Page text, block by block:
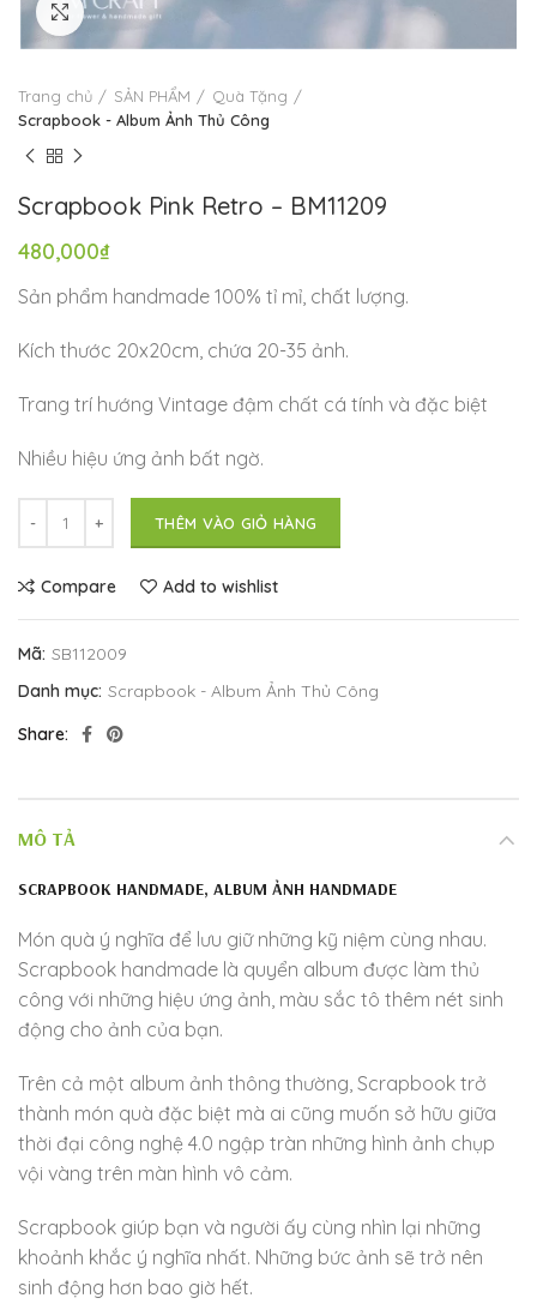
Click to enlarge
Trang chủ SẢN PHẨM
Quà Tặng
Scrapbook - Album Ảnh Thủ Công
Scrapbook Pink Retro – BM11209
480,000₫
Sản phẩm handmade 100% tỉ mỉ, chất lượng.
Kích thước 20x20cm, chứa 20-35 ảnh.
Trang trí hướng Vintage đậm chất cá tính và đặc biệt
Nhiều hiệu ứng ảnh bất ngờ.
THÊM VÀO GIỎ HÀNG
Compare Add to wishlist
Mã: SB112009
Danh mục: Scrapbook - Album Ảnh Thủ Công
Share
MÔ TẢ
SCRAPBOOK HANDMADE, ALBUM ẢNH HANDMADE
Món quà ý nghĩa để lưu giữ những kỹ niệm cùng nhau.
Scrapbook handmade là quyển album được làm thủ
công với những hiệu ứng ảnh, màu sắc tô thêm nét sinh
động cho ảnh của bạn.
Trên cả một album ảnh thông thường, Scrapbook trở
thành món quà đặc biệt mà ai cũng muốn sở hữu giữa
thời đại công nghệ 4.0 ngập tràn những hình ảnh chụp
vội vàng trên màn hình vô cảm.
Scrapbook giúp bạn và người ấy cùng nhìn lại những
khoảnh khắc ý nghĩa nhất. Những bức ảnh sẽ trở nên
sinh động hơn bao giờ hết.